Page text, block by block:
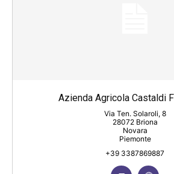
Azienda Agricola Castaldi
Via Ten. Solaroli, 8
28072 Briona
Novara
Piemonte
+39 3387869887